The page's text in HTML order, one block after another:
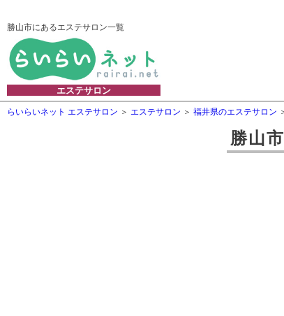
勝山市にあるエステサロン一覧
エステサロン
らいらいネット エステサロン エステサロン 福井県のエステサロン
勝山市